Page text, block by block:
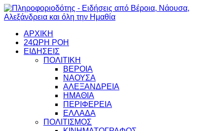
ΑΡΧΙΚΗ
24ΩΡΗ ΡΟΗ
ΕΙΔΗΣΕΙΣ
ΠΟΛΙΤΙΚΗ
ΒΕΡΟΙΑ
ΝΑΟΥΣΑ
ΑΛΕΞΑΝΔΡΕΙΑ
ΗΜΑΘΙΑ
ΠΕΡΙΦΕΡΕΙΑ
ΕΛΛΑΔΑ
ΠΟΛΙΤΙΣΜΟΣ